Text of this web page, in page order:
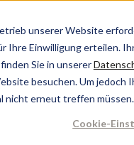
unserer Website
Ihre Einwilligung erteilen.
Sie in unserer
besuchen. Um jedoch
nicht erneut treffen müssen.
Cookie-